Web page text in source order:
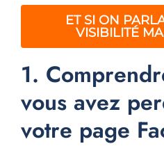
ET SI ON
VISIBILITÉ
1.
vous avez
votre page